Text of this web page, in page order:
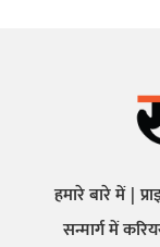
हमारे बारे में
सन्मार्ग में